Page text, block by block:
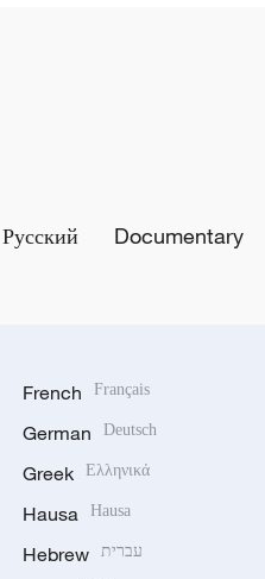
Русский Documentary
French Français
German Deutsch
Greek Ελληνικά
Hausa Hausa
Hebrew עברית